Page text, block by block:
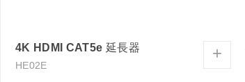
4K HDMI CAT5e 延長器
HE02E
+